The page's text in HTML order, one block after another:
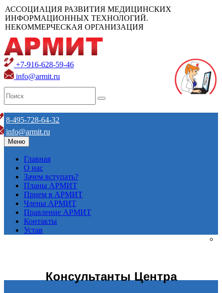
АССОЦИАЦИЯ РАЗВИТИЯ МЕДИЦИНСКИХ
ИНФОРМАЦИОННЫХ ТЕХНОЛОГИЙ.
НЕКОММЕРЧЕСКАЯ ОРГАНИЗАЦИЯ
+7-916-628-59-46
info@armit.ru
8-495-728-64-32
info@armit.ru
Меню
Главная
О нас
Зачем вступать?
Планы АРМИТ
Прием в АРМИТ
Члены АРМИТ
Правление АРМИТ
Контакты
Устав
Консультанты Центра